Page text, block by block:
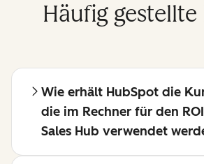
Häufig gestellte
Wie erhält HubSpot die
die im Rechner für den
Sales Hub verwendet